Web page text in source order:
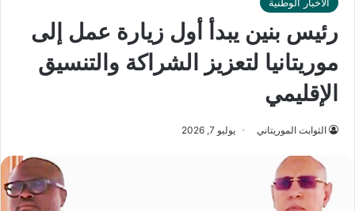
رئيس بنين يبدأ أول زيارة عمل إلى
موريتانيا لتعزيز الشراكة والتنسيق
الإقليمي
الثوابت الموريتاني يوليو 7, 2026